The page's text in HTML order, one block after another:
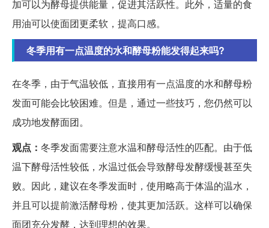
加可以为酵母提供能量，促进其活跃性。此外，适量的食
用油可以使面团更柔软，提高口感。
冬季用有一点温度的水和酵母粉能发得起来吗?
在冬季，由于气温较低，直接用有一点温度的水和酵母粉
发面可能会比较困难。但是，通过一些技巧，您仍然可以
成功地发酵面团。
观点： 冬季发面需要注意水温和酵母活性的匹配。由于低
温下酵母活性较低，水温过低会导致酵母发酵缓慢甚至失
败。因此，建议在冬季发面时，使用略高于体温的温水，
并且可以提前激活酵母粉，使其更加活跃。这样可以确保
面团充分发酵，达到理想的效果。